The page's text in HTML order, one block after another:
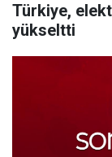
Türkiye,
yükseltti